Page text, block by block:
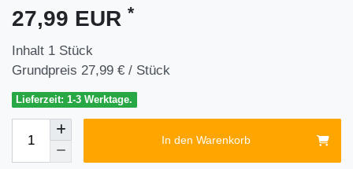
27,99 EUR *
Inhalt 1 Stück
Grundpreis 27,99 € / Stück
Lieferzeit: 1-3 Werktage.
In den Warenkorb